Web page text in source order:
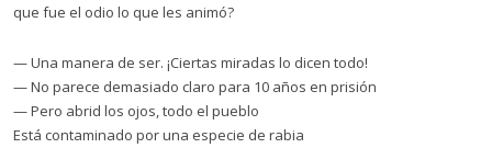
que fue el odio lo que les animó?
— Una manera de ser. ¡Ciertas miradas lo dicen todo!
— No parece demasiado claro para 10 años en prisión
— Pero abrid los ojos, todo el pueblo
Está contaminado por una especie de rabia